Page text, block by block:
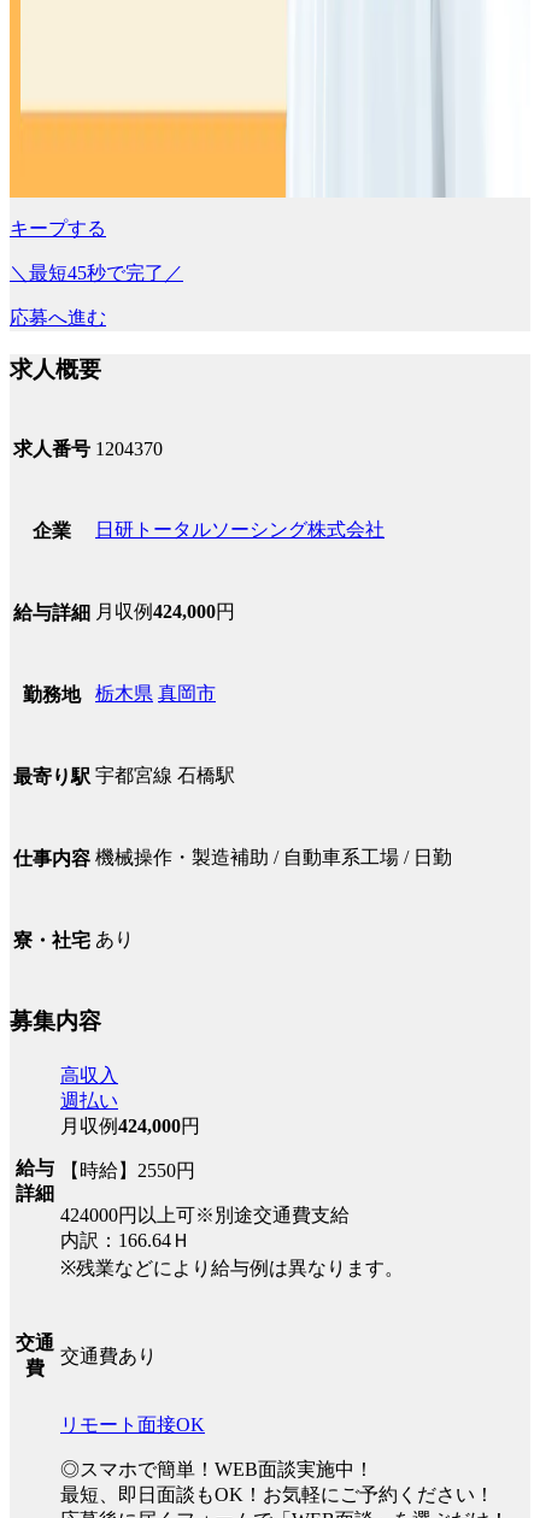
キープする
＼最短45秒で完了／
応募へ進む
求人概要
求人番号 1204370
企業 日研トータルソーシング株式会社
給与詳細 月収例424,000円
勤務地 栃木県 真岡市
最寄り駅 宇都宮線 石橋駅
仕事内容 機械操作・製造補助 / 自動車系工場 / 日勤
寮・社宅 あり
募集内容
給与
詳細
高収入
週払い
月収例424,000円
【時給】2550円
424000円以上可※別途交通費支給
内訳：166.64Ｈ
※残業などにより給与例は異なります。
交通
費
交通費あり
リモート面接OK
◎スマホで簡単！WEB面談実施中！
最短、即日面談もOK！お気軽にご予約ください！